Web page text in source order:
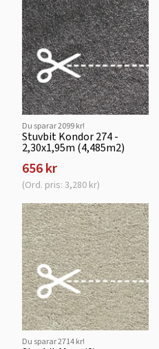
Du sparar 2099 kr!
Stuvbit Kondor 274 -
2,30x1,95m (4,485m2)
656 kr
(Ord. pris: 3,280 kr)
Du sparar 2714 kr!